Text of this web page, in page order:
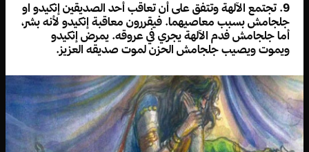
9. تجتمع الآلهة وتتفق على أن تعاقب أحد الصديقين إنكيدو او
جلجامش بسبب معاصيهما. فيقررون معاقبة إنكيدو لأنه بشر،
أما جلجامش فدم الآلهة يجري في عروقه. يمرض إنكيدو
ويموت ويصيب جلجامش الحزن لموت صديقه العزيز.